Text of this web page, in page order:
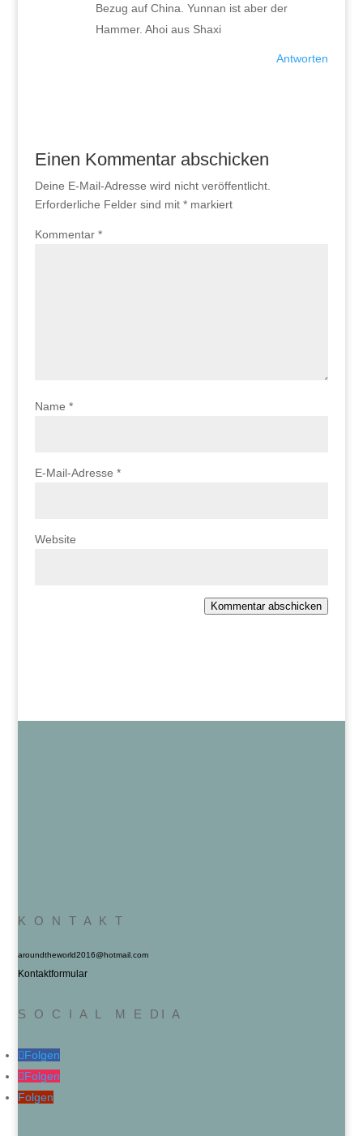
Bezug auf China. Yunnan ist aber der
Hammer. Ahoi aus Shaxi
Antworten
Einen Kommentar abschicken
Deine E-Mail-Adresse wird nicht veröffentlicht.
Erforderliche Felder sind mit *markiert
Kommentar *
Name *
E-Mail-Adresse *
Website
Kommentar abschicken
K O N T A K T
aroundtheworld2016@hotmail.com
Kontaktformular
S O C I A L M E DI A
Folgen
Folgen
Folgen